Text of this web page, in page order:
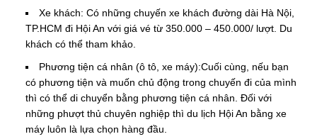
Xe khách: Có những chuyến xe khách đường dài Hà Nội,
TP.HCM đi Hội An với giá vé từ 350.000 – 450.000/ lượt. Du
khách có thể tham khảo.
Phương tiện cá nhân (ô tô, xe máy):Cuối cùng, nếu bạn
có phương tiện và muốn chủ động trong chuyến đi của mình
thì có thể di chuyển bằng phương tiện cá nhân. Đối với
những phượt thủ chuyên nghiệp thì du lịch Hội An bằng xe
máy luôn là lựa chọn hàng đầu.